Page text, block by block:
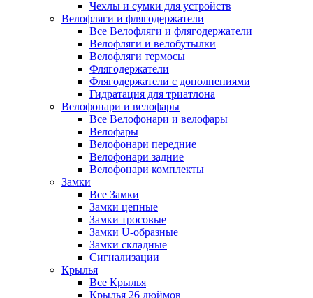
Чехлы и сумки для устройств
Велофляги и флягодержатели
Все Велофляги и флягодержатели
Велофляги и велобутылки
Велофляги термосы
Флягодержатели
Флягодержатели с дополнениями
Гидратация для триатлона
Велофонари и велофары
Все Велофонари и велофары
Велофары
Велофонари передние
Велофонари задние
Велофонари комплекты
Замки
Все Замки
Замки цепные
Замки тросовые
Замки U-образные
Замки складные
Сигнализации
Крылья
Все Крылья
Крылья 26 дюймов